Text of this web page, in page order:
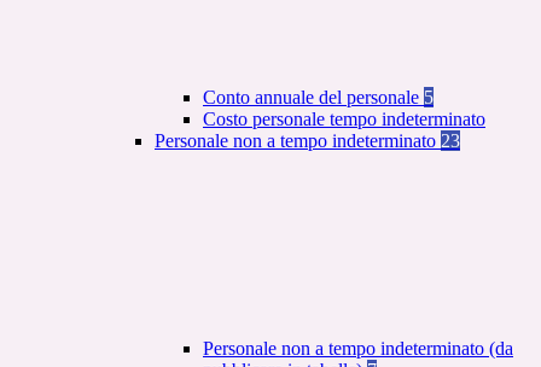
Conto annuale del personale 5
Costo personale tempo indeterminato
Personale non a tempo indeterminato 23
Personale non a tempo indeterminato (da